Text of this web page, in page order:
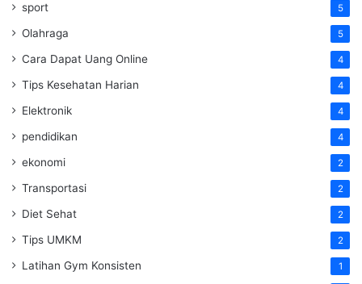
sport 5
Olahraga 5
Cara Dapat Uang Online 4
Tips Kesehatan Harian 4
Elektronik 4
pendidikan 4
ekonomi 2
Transportasi 2
Diet Sehat 2
Tips UMKM 2
Latihan Gym Konsisten 1